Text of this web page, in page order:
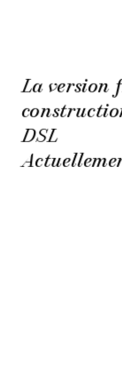
La version
DSL